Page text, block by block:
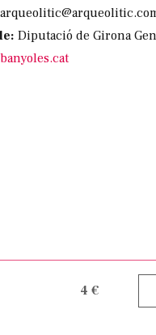
Diputació de Girona
4 €